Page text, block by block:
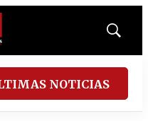
Mostrar
NOTICIAS